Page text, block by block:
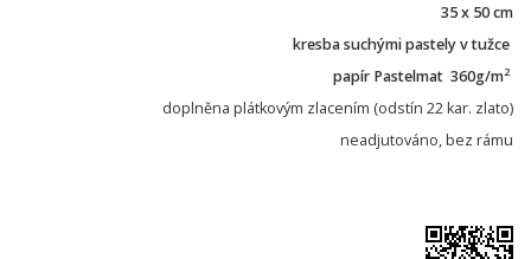
35 x 50 cm
kresba suchými pastely v tužce
papír Pastelmat 360g/m2
doplněna plátkovým zlacením (odstín 22 kar. zlato)
neadjutováno, bez rámu